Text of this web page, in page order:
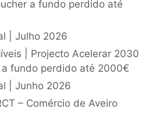
a fundo perdido até
| Julho 2026
| Projecto Acelerar 2030
a fundo perdido até 2000€
| Junho 2026
– Comércio de Aveiro